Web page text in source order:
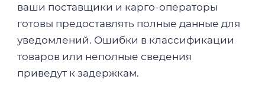
ваши поставщики и карго-операторы
готовы предоставлять полные данные для
уведомлений. Ошибки в классификации
товаров или неполные сведения
приведут к задержкам.